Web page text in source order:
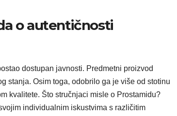
o autentičnosti
dostupan javnosti. Predmetni proizvod
stanja. Osim toga, odobrilo ga je više od stotinu
kvalitete. Što stručnjaci misle o Prostamidu?
individualnim iskustvima s različitim